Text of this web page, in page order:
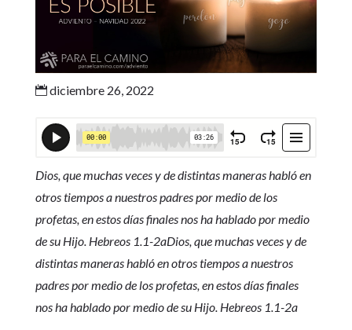
diciembre 26, 2022
Dios, que muchas veces y de distintas maneras habló en
otros tiempos a nuestros padres por medio de los
profetas, en estos días finales nos ha hablado por medio
de su Hijo. Hebreos 1.1-2aDios, que muchas veces y de
distintas maneras habló en otros tiempos a nuestros
padres por medio de los profetas, en estos días finales
nos ha hablado por medio de su Hijo. Hebreos 1.1-2a